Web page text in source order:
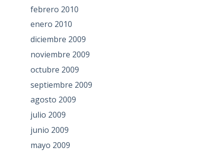
febrero 2010
enero 2010
diciembre 2009
noviembre 2009
octubre 2009
septiembre 2009
agosto 2009
julio 2009
junio 2009
mayo 2009